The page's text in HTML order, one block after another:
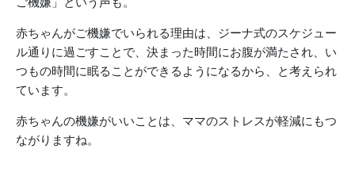
赤ちゃんがご機嫌でいられる理由は、ジーナ式のスケジュー
ル通りに過ごすことで、決まった時間にお腹が満たされ、い
つもの時間に眠ることができるようになるから、と考えられ
ています。
赤ちゃんの機嫌がいいことは、ママのストレスが軽減にもつ
ながりますね。